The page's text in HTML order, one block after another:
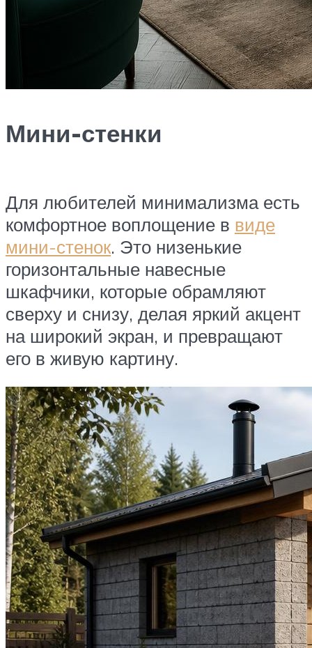
Мини-стенки
Для любителей минимализма есть
комфортное воплощение в виде
мини-стенок. Это низенькие
горизонтальные навесные
шкафчики, которые обрамляют
сверху и снизу, делая яркий акцент
на широкий экран, и превращают
его в живую картину.